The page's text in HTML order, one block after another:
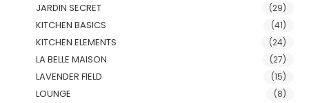
JARDIN SECRET (29)
KITCHEN BASICS (41)
KITCHEN ELEMENTS (24)
LA BELLE MAISON (27)
LAVENDER FIELD (15)
LOUNGE (8)